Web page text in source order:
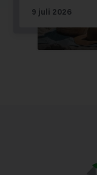
9 juli 2026